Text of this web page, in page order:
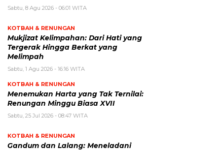
Sabtu, 8 Agu 2026 - 06:01 WITA
KOTBAH & RENUNGAN
Mukjizat Kelimpahan: Dari Hati yang
Tergerak Hingga Berkat yang
Melimpah
Sabtu, 1 Agu 2026 - 16:16 WITA
KOTBAH & RENUNGAN
Menemukan Harta yang Tak Ternilai:
Renungan Minggu Biasa XVII
Sabtu, 25 Jul 2026 - 08:47 WITA
KOTBAH & RENUNGAN
Gandum dan Lalang: Meneladani